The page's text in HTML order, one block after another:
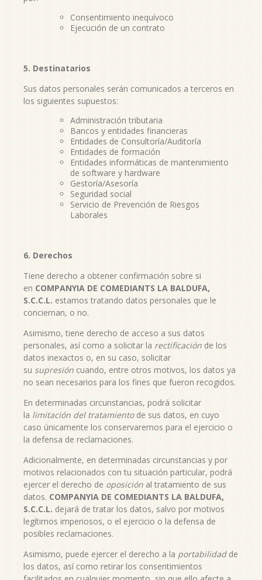
Consentimiento inequívoco
Ejecución de un contrato
5. Destinatarios
Sus datos personales serán comunicados a terceros en
los siguientes supuestos:
Administración tributaria
Bancos y entidades financieras
Entidades de Consultoría/Auditoría
Entidades de formación
Entidades informáticas de mantenimiento
de software y hardware
Gestoría/Asesoría
Seguridad social
Servicio de Prevención de Riesgos
Laborales
6. Derechos
Tiene derecho a obtener confirmación sobre si
en COMPANYIA DE COMEDIANTS LA BALDUFA,
S.C.C.L. estamos tratando datos personales que le
conciernan, o no.
Asimismo, tiene derecho de acceso a sus datos
personales, así como a solicitar la rectificación de los
datos inexactos o, en su caso, solicitar
su supresión cuando, entre otros motivos, los datos ya
no sean necesarios para los fines que fueron recogidos.
En determinadas circunstancias, podrá solicitar
la limitación del tratamientode sus datos, en cuyo
caso únicamente los conservaremos para el ejercicio o
la defensa de reclamaciones.
Adicionalmente, en determinadas circunstancias y por
motivos relacionados con tu situación particular, podrá
ejercer el derecho de oposición al tratamiento de sus
datos. COMPANYIA DE COMEDIANTS LA BALDUFA,
S.C.C.L. dejará de tratar los datos, salvo por motivos
legítimos imperiosos, o el ejercicio o la defensa de
posibles reclamaciones.
Asimismo, puede ejercer el derecho a la portabilidadde
los datos, así como retirar los consentimientos